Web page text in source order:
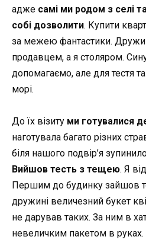
адже самі ми родом з селі
собі дозволити. Купити
за межею фантастики.
продавцем, а я столяром.
допомагаємо, але для тестя
морі.
До їх візиту ми готувалися
наготувала багато різних
біля нашого подвір’я
Вийшов тесть з тещею. Я
Першим до будинку зайшов
дружині величезний букет
не дарував таких. За ним в
невеличким пакетом в руках.